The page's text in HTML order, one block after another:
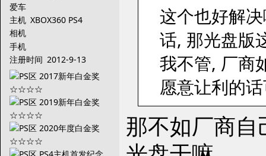
爱车
主机 XBOX360 PS4
相机
手机
注册时间 2012-9-13
这个也好解
话, 那光盘版
我不管, 厂商
愿意让利的
那不如厂商